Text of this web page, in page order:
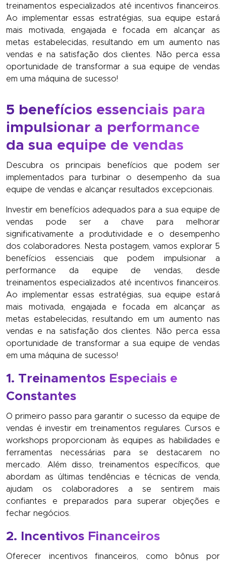
treinamentos especializados até incentivos financeiros.
Ao implementar essas estratégias, sua equipe estará
mais motivada, engajada e focada em alcançar as
metas estabelecidas, resultando em um aumento nas
vendas e na satisfação dos clientes. Não perca essa
oportunidade de transformar a sua equipe de vendas
em uma máquina de sucesso!
5 benefícios essenciais para
impulsionar a performance
da sua equipe de vendas
Descubra os principais benefícios que podem ser
implementados para turbinar o desempenho da sua
equipe de vendas e alcançar resultados excepcionais.
Investir em benefícios adequados para a sua equipe de
vendas pode ser a chave para melhorar
significativamente a produtividade e o desempenho
dos colaboradores. Nesta postagem, vamos explorar 5
benefícios essenciais que podem impulsionar a
performance da equipe de vendas, desde
treinamentos especializados até incentivos financeiros.
Ao implementar essas estratégias, sua equipe estará
mais motivada, engajada e focada em alcançar as
metas estabelecidas, resultando em um aumento nas
vendas e na satisfação dos clientes. Não perca essa
oportunidade de transformar a sua equipe de vendas
em uma máquina de sucesso!
1. Treinamentos Especiais e
Constantes
O primeiro passo para garantir o sucesso da equipe de
vendas é investir em treinamentos regulares. Cursos e
workshops proporcionam às equipes as habilidades e
ferramentas necessárias para se destacarem no
mercado. Além disso, treinamentos específicos, que
abordam as últimas tendências e técnicas de venda,
ajudam os colaboradores a se sentirem mais
confiantes e preparados para superar objeções e
fechar negócios.
2. Incentivos Financeiros
Oferecer incentivos financeiros, como bônus por